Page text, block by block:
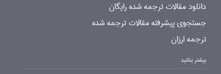
دانلود مقالات ترجمه شده رایگان
جستجوی پیشرفته مقالات ترجمه شده
ترجمه ارزان
بیشتر بدانید